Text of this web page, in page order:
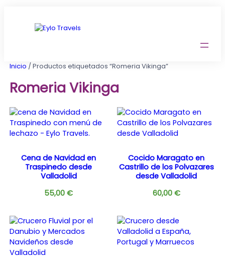
contenido
Inicio / Productos etiquetados “Romeria Vikinga”
Romeria Vikinga
Cena de Navidad en
Traspinedo desde
Valladolid
55,00€
Cocido Maragato en
Castrillo de los Polvazares
desde Valladolid
60,00 €